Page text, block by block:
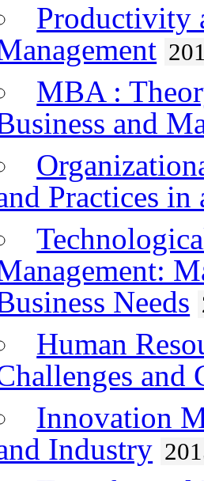
Productivity
MBA :
and
Practices
Needs
Human
and
Innovation
Industry